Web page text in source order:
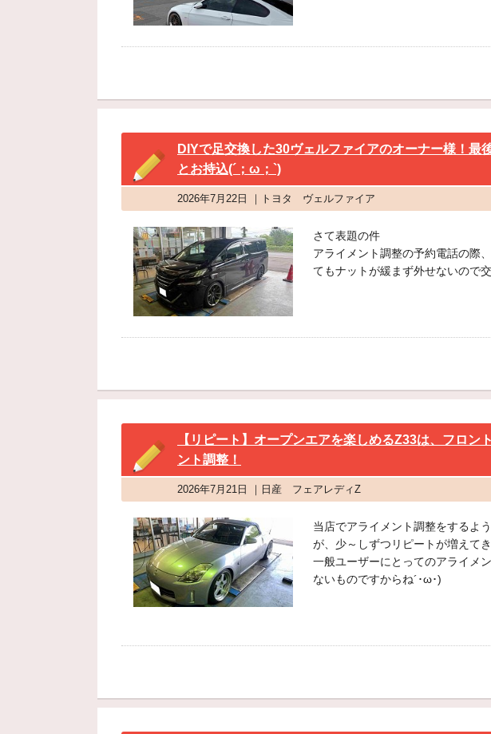
DIYで足交換した30ヴェルファイアのオーナー様！最
とお持込(´；ω；`)
2026年7月22日 ｜トヨタ ヴェルファイア
さて表題の件
アライメント調整の予約電話の際
てもナットが緩まず外せないので
【リピート】オープンエアを楽しめるZ33は、フロン
ント調整！
2026年7月21日 ｜日産 フェアレディZ
当店でアライメント調整をするよ
が、少～しずつリピートが増えて
一般ユーザーにとってのアライメ
ないものですからね´･ω･)